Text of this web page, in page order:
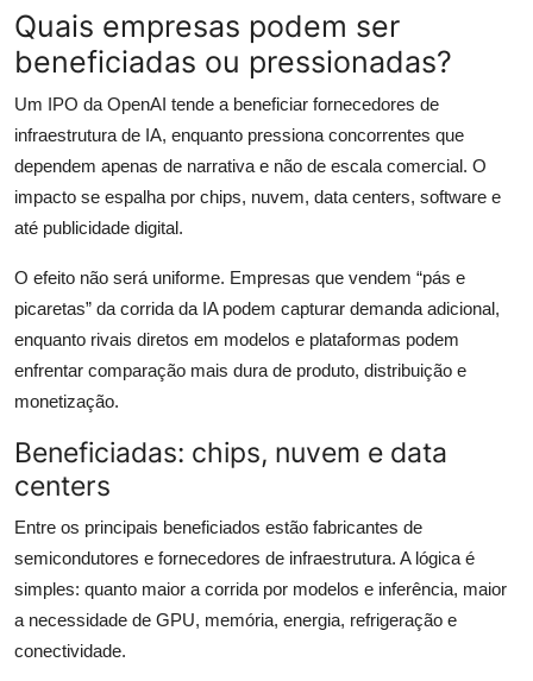
Quais empresas podem ser
beneficiadas ou pressionadas?
Um IPO da OpenAI tende a beneficiar fornecedores de
infraestrutura de IA, enquanto pressiona concorrentes que
dependem apenas de narrativa e não de escala comercial. O
impacto se espalha por chips, nuvem, data centers, software e
até publicidade digital.
O efeito não será uniforme. Empresas que vendem “pás e
picaretas” da corrida da IA podem capturar demanda adicional,
enquanto rivais diretos em modelos e plataformas podem
enfrentar comparação mais dura de produto, distribuição e
monetização.
Beneficiadas: chips, nuvem e data
centers
Entre os principais beneficiados estão fabricantes de
semicondutores e fornecedores de infraestrutura. A lógica é
simples: quanto maior a corrida por modelos e inferência, maior
a necessidade de GPU, memória, energia, refrigeração e
conectividade.